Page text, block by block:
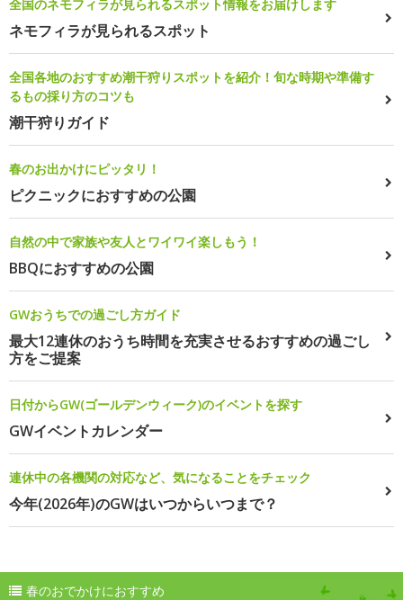
全国のネモフィラが見られるスポット情報をお届けします
ネモフィラが見られるスポット
全国各地のおすすめ潮干狩りスポットを紹介！旬な時期や準備す
るもの採り方のコツも
潮干狩りガイド
春のお出かけにピッタリ！
ピクニックにおすすめの公園
自然の中で家族や友人とワイワイ楽しもう！
BBQにおすすめの公園
GWおうちでの過ごし方ガイド
最大12連休のおうち時間を充実させるおすすめの過ごし
方をご提案
日付からGW(ゴールデンウィーク)のイベントを探す
GWイベントカレンダー
連休中の各機関の対応など、気になることをチェック
今年(2026年)のGWはいつからいつまで？
春のおでかけにおすすめ